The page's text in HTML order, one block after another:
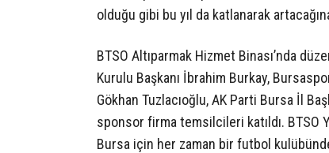
olduğu gibi bu yıl da katlanarak
BTSO Altıparmak Hizmet Binası’nda
Kurulu Başkanı İbrahim Burkay,
Gökhan Tuzlacıoğlu, AK Parti Bursa İl
sponsor firma temsilcileri katıldı. BTSO
Bursa için her zaman bir futbol